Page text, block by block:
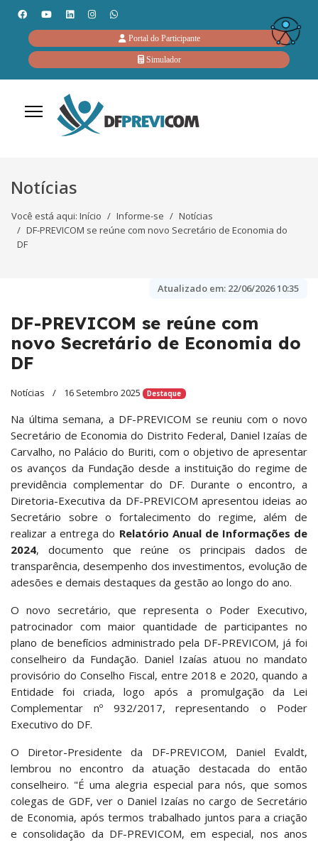
Portal do Participante
Simulador
Notícias
Você está aqui: Início Informe-se
Notícias
DF-PREVICOM se reúne com novo Secretário de Economia do
DF
Atualizado em: 22/06/2026 10:35
DF-PREVICOM se reúne com
novo Secretário de Economia do
DF
Notícias 16 Setembro 2025 Destaque
Na última semana, a DF-PREVICOM se reuniu com o novo
Secretário de Economia do Distrito Federal, Daniel Izaías de
Carvalho, no Palácio do Buriti, com o objetivo de apresentar
os avanços da Fundação desde a instituição do regime de
previdência complementar do DF. Durante o encontro, a
Diretoria-Executiva da DF-PREVICOM apresentou ideias ao
Secretário sobre o fortalecimento do regime, além de
realizar a entrega do Relatório Anual de Informações de
2024, documento que reúne os principais dados de
transparência, desempenho dos investimentos, evolução de
adesões e demais destaques da gestão ao longo do ano.
O novo secretário, que representa o Poder Executivo,
patrocinador com maior quantidade de participantes no
plano de benefícios administrado pela DF-PREVICOM, já foi
conselheiro da Fundação. Daniel Izaías atuou no mandato
provisório do Conselho Fiscal, entre 2018 e 2020, quando a
Entidade foi criada, logo após a promulgação da Lei
Complementar nº 932/2017, representando o Poder
Executivo do DF.
O Diretor-Presidente da DF-PREVICOM, Daniel Evaldt,
lembrou no encontro da atuação destacada do então
conselheiro. "É uma alegria especial para nós, que somos
colegas de GDF, ver o Daniel Izaías no cargo de Secretário
de Economia, após termos trabalhado juntos para a criação
e consolidação da DF-PREVICOM, em especial, nos anos